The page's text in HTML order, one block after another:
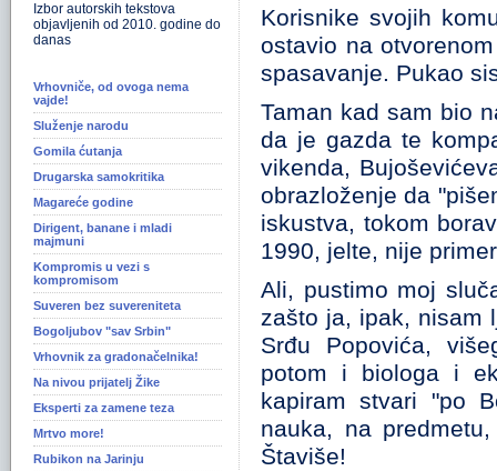
Izbor autorskih tekstova
objavljenih od 2010. godine do
danas
Vrhovniče, od ovoga nema
vajde!
Služenje narodu
Gomila ćutanja
Drugarska samokritika
Magareće godine
Dirigent, banane i mladi
majmuni
Kompromis u vezi s
kompromisom
Suveren bez suvereniteta
Bogoljubov "sav Srbin"
Vrhovnik za gradonačelnika!
Na nivou prijatelj Žike
Eksperti za zamene teza
Mrtvo more!
Rubikon na Jarinju
Korisnike svojih
ostavio na
spasavanje. Pukao
Taman kad sam bio
da je gazda te
vikenda,
obrazloženje da
iskustva, tokom
1990, jelte, nije
Ali, pustimo moj
zašto ja, ipak, nisam
Srđu Popovića,
potom i biologa i
kapiram stvari "po
nauka, na
Štaviše!